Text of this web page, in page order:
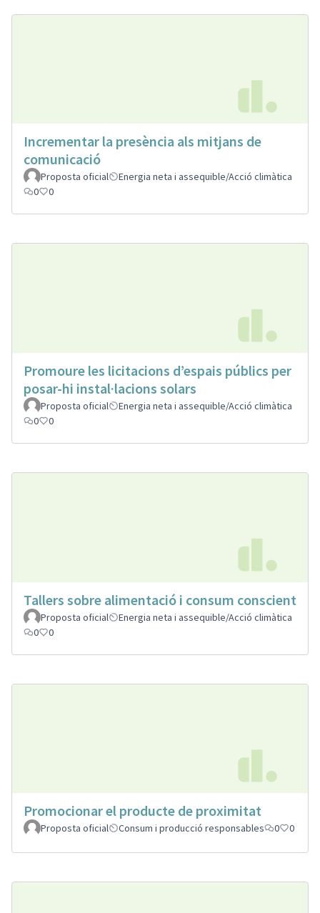
Incrementar la presència als mitjans de
comunicació
Proposta oficial
Energia neta i assequible/Acció climàtica
0
0
Promoure les licitacions d’espais públics per
posar-hi instal·lacions solars
Proposta oficial
Energia neta i assequible/Acció climàtica
0
0
Tallers sobre alimentació i consum conscient
Proposta oficial
Energia neta i assequible/Acció climàtica
0
0
Promocionar el producte de proximitat
Proposta oficial Consum i producció responsables 0 0